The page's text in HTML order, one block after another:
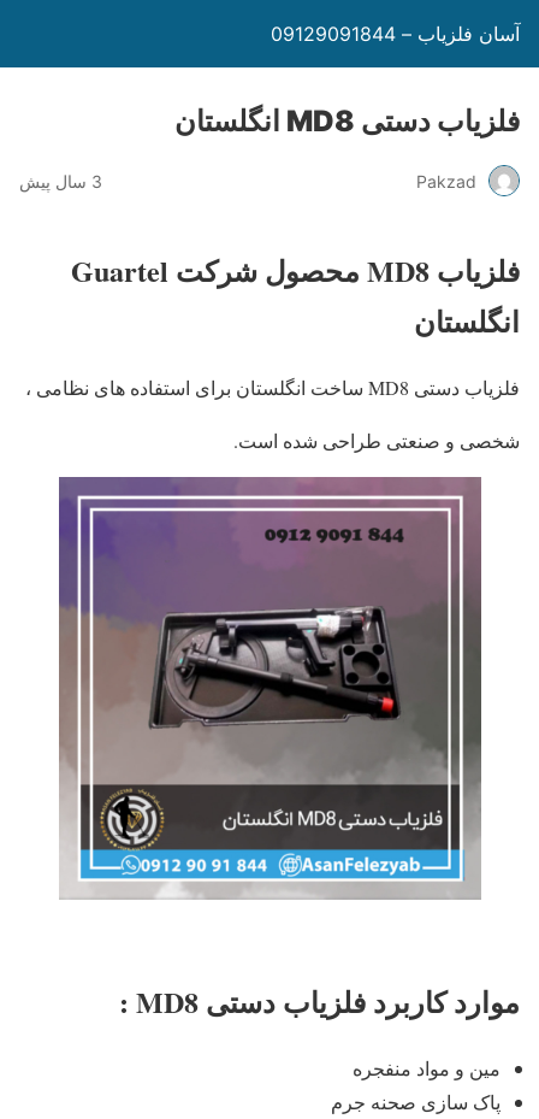
آسان فلزیاب – 09129091844
فلزیاب دستی MD8 انگلستان
Pakzad 3 سال پیش
فلزیاب MD8 محصول شرکت Guartel
انگلستان
فلزیاب دستی MD8 ساخت انگلستان برای استفاده های نظامی ،
شخصی و صنعتی طراحی شده است.
موارد کاربرد فلزیاب دستی MD8 :
مین و مواد منفجره
پاک سازی صحنه جرم